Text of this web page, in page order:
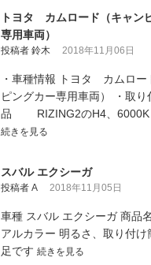
トヨタ カムロード（キャン
専用車両）
投稿者 鈴木 2018年11月06日
・車種情報 トヨタ カムロー
ピングカー専用車両） ・取り
品 RIZING2のH4、6000K
続きを見る
スバル エクシーガ
投稿者 A 2018年11月05日
車種 スバル エクシーガ 商品
アルカラー 明るさ、取り付け
足です 続きを見る